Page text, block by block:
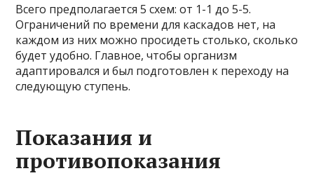
Всего предполагается 5 схем: от 1-1 до 5-5.
Ограничений по времени для каскадов нет, на
каждом из них можно просидеть столько, сколько
будет удобно. Главное, чтобы организм
адаптировался и был подготовлен к переходу на
следующую ступень.
Показания и
противопоказания